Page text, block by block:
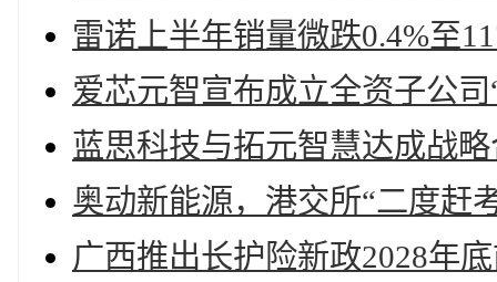
雷诺上半年销量微跌0.4%至
爱芯元智宣布成立全资子公司
蓝思科技与拓元智慧达成战
奥动新能源，港交所“二度赶
广西推出长护险新政2028年